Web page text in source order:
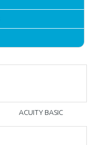
ACUITY BASIC